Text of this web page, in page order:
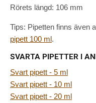
Rörets längd: 106 mm
Tips: Pipetten finns även
pipett 100 ml.
SVARTA PIPETTER I
Svart pipett - 5 ml
Svart pipett - 10 ml
Svart pipett - 20 ml